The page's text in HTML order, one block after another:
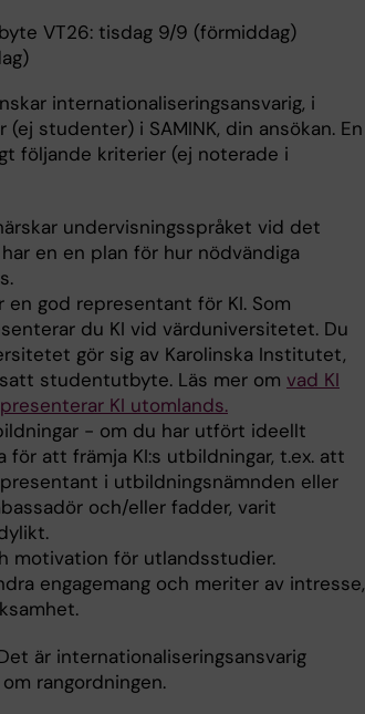
VT26: tisdag 9/9 (förmiddag)
internationaliseringsansvarig, i
studenter) i SAMINK, din ansökan. En
följande kriterier (ej noterade i
undervisningsspråket vid det
en en plan för hur nödvändiga
god representant för KI. Som
du KI vid värduniversitetet. Du
gör sig av Karolinska Institutet,
studentutbyte. Läs mer om vad KI
KI utomlands.
- om du har utfört ideellt
att främja KI:s utbildningar, t.ex. att
i utbildningsnämnden eller
och/eller fadder, varit
motivation för utlandsstudier.
engagemang och meriter av intresse,
är internationaliseringsansvarig
rangordningen.